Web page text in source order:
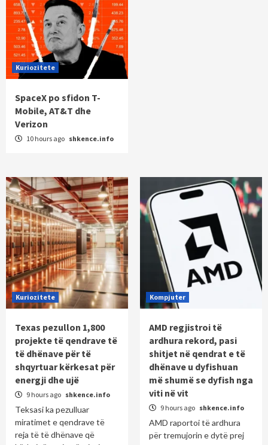
Kuriozitete
SpaceX po sfidon T-
Mobile, AT&T dhe
Verizon
10 hours ago shkence.info
Kuriozitete
Texas pezullon 1,800
projekte të qendrave të
të dhënave për të
shqyrtuar kërkesat për
energji dhe ujë
9 hours ago shkence.info
Teksasi ka pezulluar
miratimet e qendrave të
reja të të dhënave që
Kompjuter
AMD regjistroi të
ardhura rekord, pasi
shitjet në qendrat e të
dhënave u dyfishuan
më shumë se dyfish nga
viti në vit
9 hours ago shkence.info
AMD raportoi të ardhura
për tremujorin e dytë prej